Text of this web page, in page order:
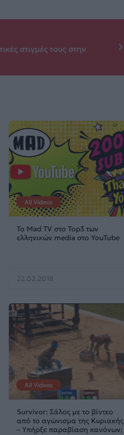
στιγμές τους στην
All Videos
Το Mad TV στο Top3 των
ελληνικών media στο YouTube
22.02.2018
All Videos
Survivor: Σάλος με το βίντεο
από το αγώνισμα της Κυριακής
– Υπήρξε παραβίαση κανόνων;